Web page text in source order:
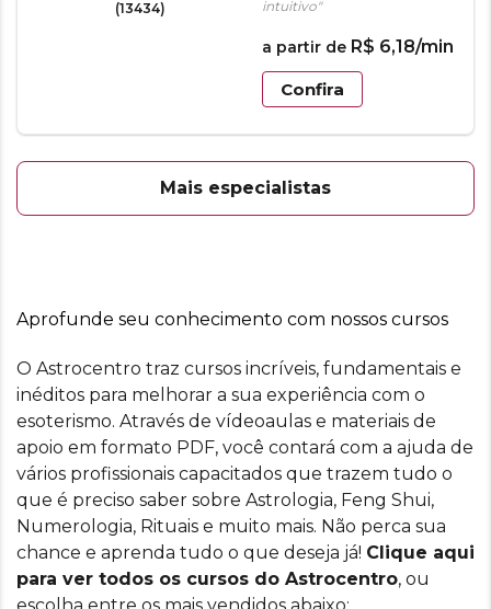
(13434) intuitivo"
a partir de R$ 6,18/min
Confira
Mais especialistas
Aprofunde seu conhecimento com nossos cursos
O Astrocentro traz cursos incríveis, fundamentais e
inéditos para melhorar a sua experiência com o
esoterismo. Através de vídeoaulas e materiais de
apoio em formato PDF, você contará com a ajuda de
vários profissionais capacitados que trazem tudo o
que é preciso saber sobre Astrologia, Feng Shui,
Numerologia, Rituais e muito mais. Não perca sua
chance e aprenda tudo o que deseja já! Clique aqui
para ver todos os cursos do Astrocentro, ou